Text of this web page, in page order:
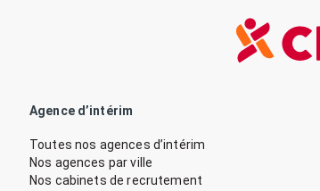
Agence d’intérim
Toutes nos agences d’intérim
Nos agences par ville
Nos cabinets de recrutement